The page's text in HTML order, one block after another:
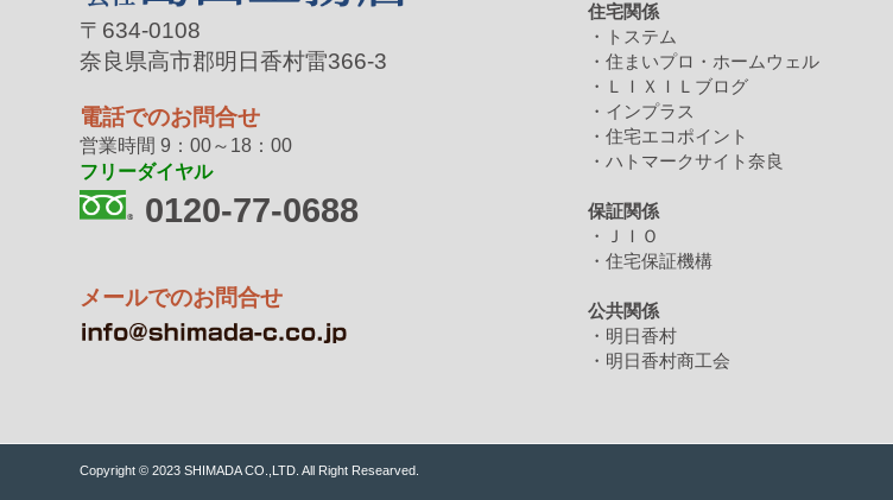
〒634-0108
奈良県高市郡明日香村雷366-3
電話でのお問合せ
営業時間 9：00～18：00
フリーダイヤル
0120-77-0688
メールでのお問合せ
住宅関係
・トステム
・住まいプロ・ホームウェル
・ＬＩＸＩＬブログ
・インプラス
・住宅エコポイント
・ハトマークサイト奈良
保証関係
・ＪＩＯ
・住宅保証機構
公共関係
・明日香村
・明日香村商工会
Copyright © 2023 SHIMADA CO.,LTD. All Right Researved.